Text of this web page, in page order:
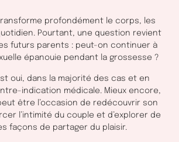
profondément le corps, les
Pourtant, une question revient
futurs parents : peut-on continuer à
épanouie pendant la grossesse ?
oui, dans la majorité des cas et en
indication médicale. Mieux encore,
être l’occasion de redécouvrir son
l’intimité du couple et d’explorer de
façons de partager du plaisir.